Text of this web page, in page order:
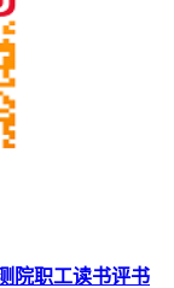
院职工读书评书